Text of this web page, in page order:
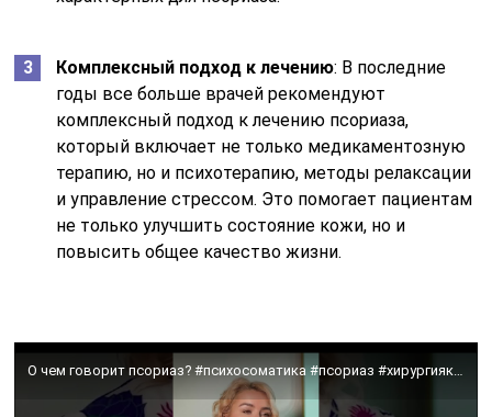
Комплексный подход к лечению: В последние
годы все больше врачей рекомендуют
комплексный подход к лечению псориаза,
который включает не только медикаментозную
терапию, но и психотерапию, методы релаксации
и управление стрессом. Это помогает пациентам
не только улучшить состояние кожи, но и
повысить общее качество жизни.